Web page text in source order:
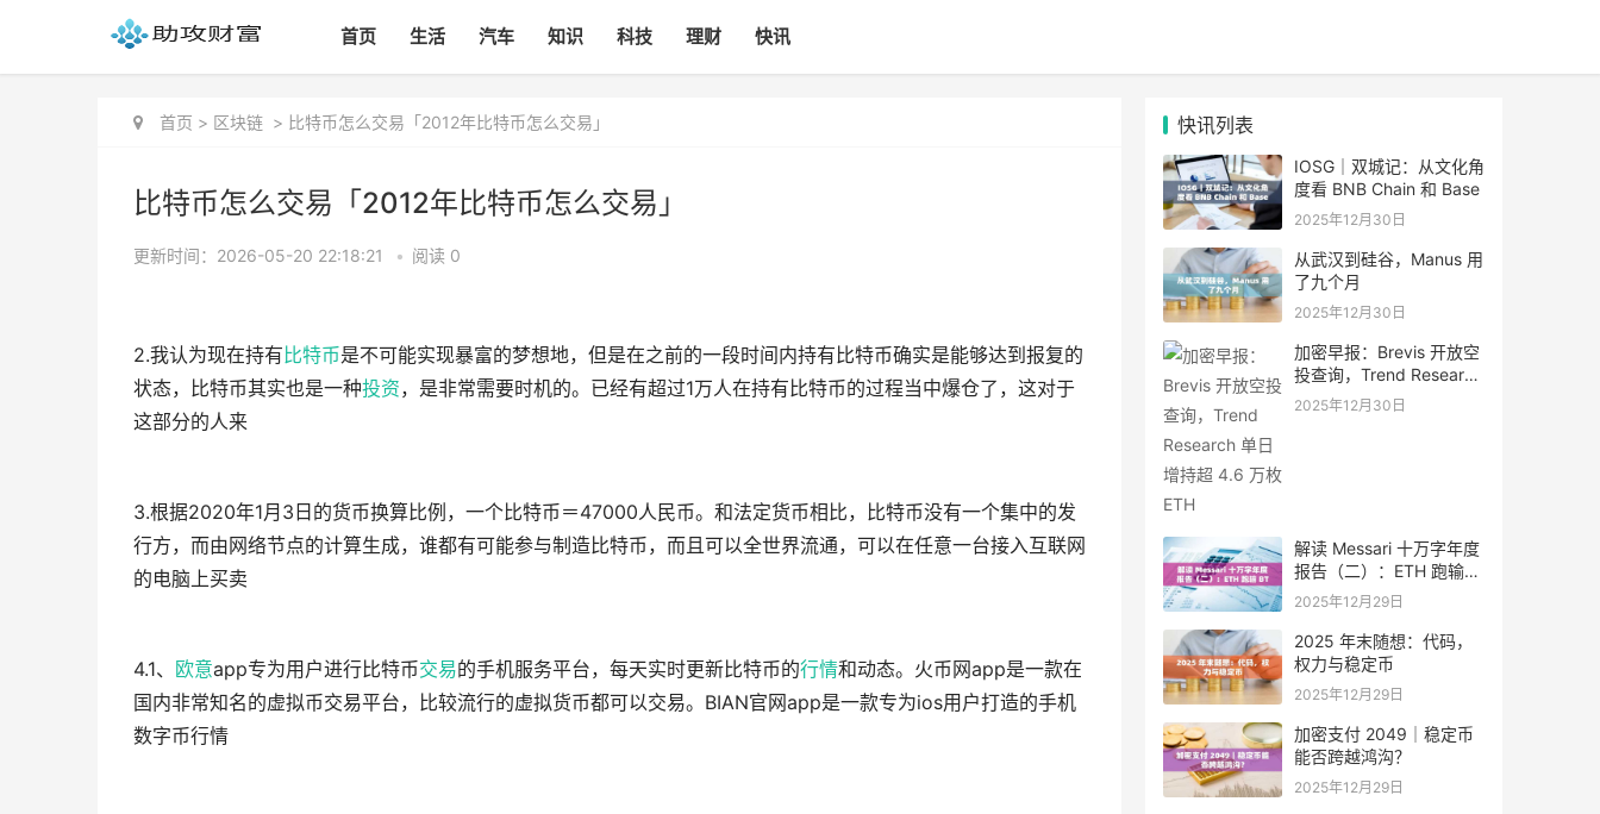
首页 生活 汽车 知识 科技 理财 快讯
首页 > 区块链 > 比特币怎么交易「2012年比特币怎么交易」
比特币怎么交易「2012年比特币怎么交易」
更新时间：2026-05-20 22:18:21 • 阅读 0
2.我认为现在持有 比特币是不可能实现暴富的梦想地，但是在之前的一段时间内持有比特币确实是能够达到报复的
状态，比特币其实也是一种投资，是非常需要时机的。已经有超过1万人在持有比特币的过程当中爆仓了，这对于
这部分的人来
3.根据2020年1月3日的货币换算比例，一个比特币＝47000人民币。和法定货币相比，比特币没有一个集中的发
行方，而由网络节点的计算生成，谁都有可能参与制造比特币，而且可以全世界流通，可以在任意一台接入互联网
的电脑上买卖
4.1、 欧意app专为用户进行比特币交易的手机服务平台，每天实时更新比特币的行情和动态。火币网app是一款在
国内非常知名的虚拟币交易平台，比较流行的虚拟货币都可以交易。BIAN官网app是一款专为ios用户打造的手机
数字币行情
快讯列表
IOSG｜双城记：从文化角
度看 BNB Chain 和 Base
2025年12月30日
从武汉到硅谷，Manus 用
了九个月
2025年12月30日
加密早报：Brevis 开放空
投查询，Trend Research
单日增持超 4.6 万枚 ETH
2025年12月30日
解读 Messari 十万字年度
报告（二）：ETH 跑输
BTC，是边缘化还是定价
2025年12月29日
2025 年末随想：代码，
权力与稳定币
2025年12月29日
加密支付 2049｜稳定币
能否跨越鸿沟？
2025年12月29日